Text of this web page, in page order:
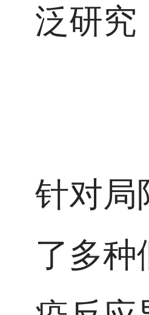
泛研究
针对局
了多